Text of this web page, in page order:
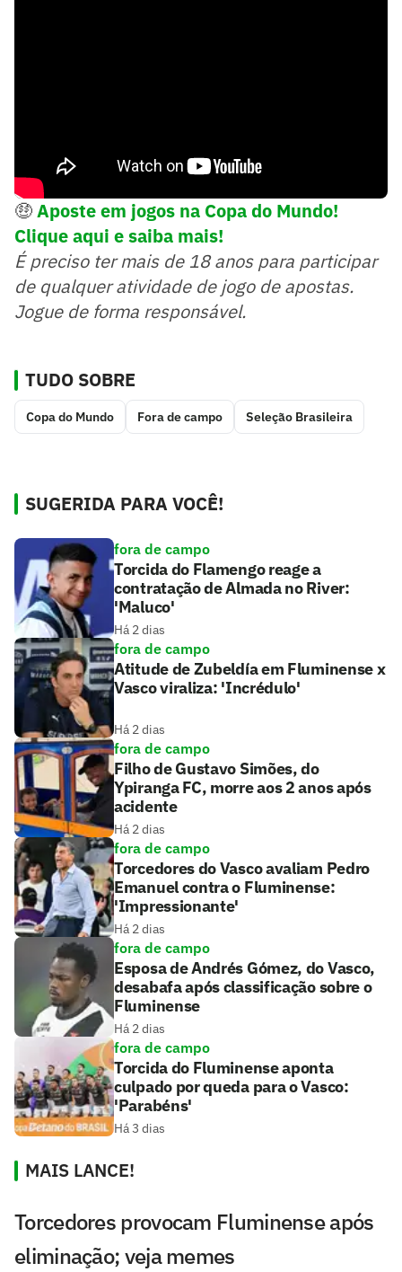
🤑Aposte em jogos na Copa do Mundo!
Clique aqui e saiba mais!
É preciso ter mais de 18 anos para participar
de qualquer atividade de jogo de apostas.
Jogue de forma responsável.
TUDO SOBRE
Copa do Mundo Fora de campo Seleção Brasileira
SUGERIDA PARA VOCÊ!
fora de campo
Torcida do Flamengo reage a
contratação de Almada no River:
'Maluco'
Há 2 dias
fora de campo
Atitude de Zubeldía em Fluminense x
Vasco viraliza: 'Incrédulo'
Há 2 dias
fora de campo
Filho de Gustavo Simões, do
Ypiranga FC, morre aos 2 anos após
acidente
Há 2 dias
fora de campo
Torcedores do Vasco avaliam Pedro
Emanuel contra o Fluminense:
'Impressionante'
Há 2 dias
fora de campo
Esposa de Andrés Gómez, do Vasco,
desabafa após classificação sobre o
Fluminense
Há 2 dias
fora de campo
Torcida do Fluminense aponta
culpado por queda para o Vasco:
'Parabéns'
Há 3 dias
MAIS LANCE!
Torcedores provocam Fluminense após
eliminação; veja memes